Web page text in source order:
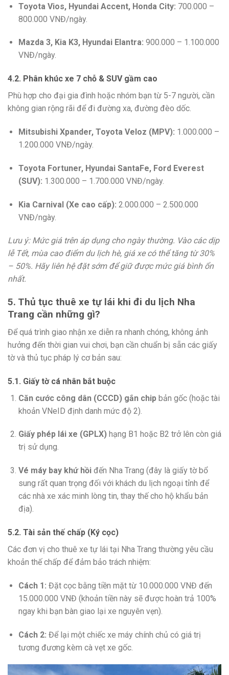
Toyota Vios, Hyundai Accent, Honda City: 700.000 –
800.000 VNĐ/ngày.
Mazda 3, Kia K3, Hyundai Elantra: 900.000 – 1.100.000
VNĐ/ngày.
4.2. Phân khúc xe 7 chỗ & SUV gầm cao
Phù hợp cho đại gia đình hoặc nhóm bạn từ 5-7 người, cần
không gian rộng rãi để đi đường xa, đường đèo dốc.
Mitsubishi Xpander, Toyota Veloz (MPV): 1.000.000 –
1.200.000 VNĐ/ngày.
Toyota Fortuner, Hyundai SantaFe, Ford Everest
(SUV): 1.300.000 – 1.700.000 VNĐ/ngày.
Kia Carnival (Xe cao cấp): 2.000.000 – 2.500.000
VNĐ/ngày.
Lưu ý: Mức giá trên áp dụng cho ngày thường. Vào các dịp
lễ Tết, mùa cao điểm du lịch hè, giá xe có thể tăng từ 30%
– 50%. Hãy liên hệ đặt sớm để giữ được mức giá bình ổn
nhất.
5. Thủ tục thuê xe tự lái khi đi du lịch Nha
Trang cần những gì?
Để quá trình giao nhận xe diễn ra nhanh chóng, không ảnh
hưởng đến thời gian vui chơi, bạn cần chuẩn bị sẵn các giấy
tờ và thủ tục pháp lý cơ bản sau:
5.1. Giấy tờ cá nhân bắt buộc
Căn cước công dân (CCCD) gắn chipbản gốc (hoặc tài
khoản VNeID định danh mức độ 2).
Giấy phép lái xe (GPLX)hạng B1 hoặc B2 trở lên còn giá
trị sử dụng.
Vé máy bay khứ hồiđến Nha Trang (đây là giấy tờ bổ
sung rất quan trọng đối với khách du lịch ngoại tỉnh để
các nhà xe xác minh lòng tin, thay thế cho hộ khẩu bản
địa).
5.2. Tài sản thế chấp (Ký cọc)
Các đơn vị cho thuê xe tự lái tại Nha Trang thường yêu cầu
khoản thế chấp để đảm bảo trách nhiệm:
Cách 1: Đặt cọc bằng tiền mặt từ 10.000.000 VNĐ đến
15.000.000 VNĐ (khoản tiền này sẽ được hoàn trả 100%
ngay khi bạn bàn giao lại xe nguyên vẹn).
Cách 2: Để lại một chiếc xe máy chính chủ có giá trị
tương đương kèm cà vẹt xe gốc.